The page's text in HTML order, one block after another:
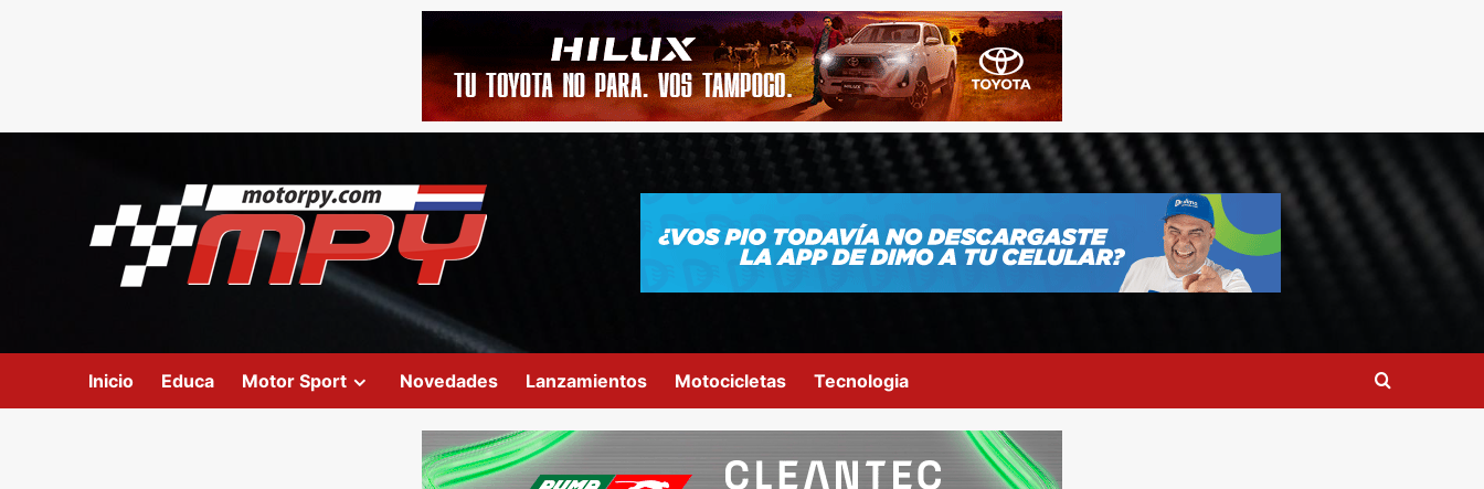
Inicio Educa Motor Sport Novedades Lanzamientos Motocicletas Tecnologia